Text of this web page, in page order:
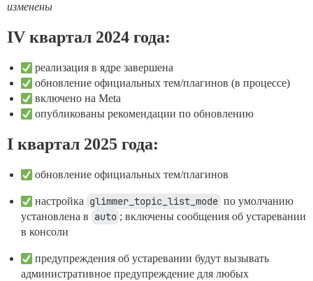
изменены
IV квартал 2024 года:
реализация в ядре завершена
обновление официальных тем/плагинов (в процессе)
включено на Meta
опубликованы рекомендации по обновлению
I квартал 2025 года:
обновление официальных тем/плагинов
настройка glimmer_topic_list_mode по умолчанию
установлена в auto ; включены сообщения об устаревании
в консоли
предупреждения об устаревании будут вызывать
административное предупреждение для любых